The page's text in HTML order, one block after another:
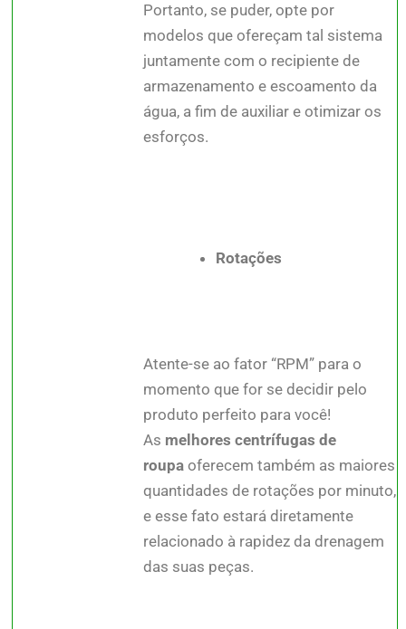
Portanto, se puder, opte por
modelos que ofereçam tal sistema
juntamente com o recipiente de
armazenamento e escoamento da
água, a fim de auxiliar e otimizar os
esforços.
Rotações
Atente-se ao fator “RPM” para o
momento que for se decidir pelo
produto perfeito para você!
As melhores centrífugas de
roupa oferecem também as maiores
quantidades de rotações por minuto,
e esse fato estará diretamente
relacionado à rapidez da drenagem
das suas peças.